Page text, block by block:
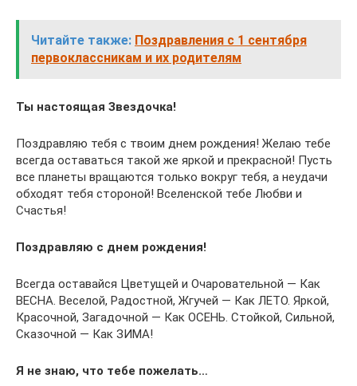
Читайте также: Поздравления с 1 сентября
первоклассникам и их родителям
Ты настоящая Звездочка!
Поздравляю тебя с твоим днем рождения! Желаю тебе
всегда оставаться такой же яркой и прекрасной! Пусть
все планеты вращаются только вокруг тебя, а неудачи
обходят тебя стороной! Вселенской тебе Любви и
Счастья!
Поздравляю с днем рождения!
Всегда оставайся Цветущей и Очаровательной — Как
ВЕСНА. Веселой, Радостной, Жгучей — Как ЛЕТО. Яркой,
Красочной, Загадочной — Как ОСЕНЬ. Стойкой, Сильной,
Сказочной — Как ЗИМА!
Я не знаю, что тебе пожелать…